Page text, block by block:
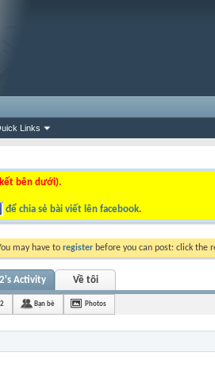
Links
bên dưới).
để chia sẻ bài viết lên facebook.
may have to register before you can post: click the
Activity Về tôi
Bạn bè Photos